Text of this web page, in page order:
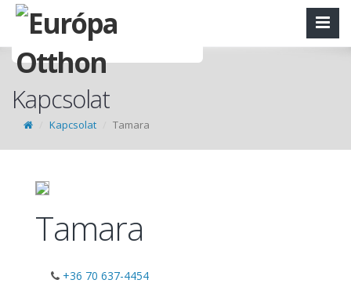
Kapcsolat
Kapcsolat Tamara
Tamara
+36 70 637-4454